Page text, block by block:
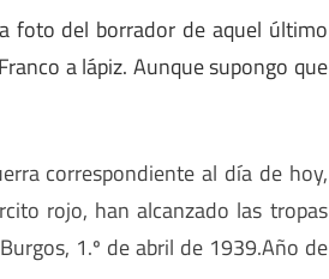
foto del borrador de aquel último
a lápiz. Aunque supongo que
correspondiente al día de hoy,
rojo, han alcanzado las tropas
Burgos, 1.º de abril de 1939.Año de